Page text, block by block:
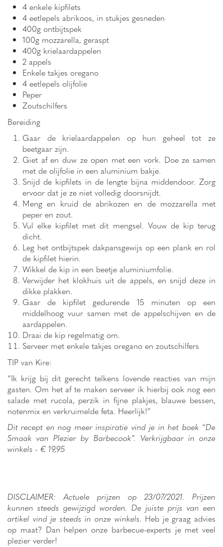
4 enkele kipfilets
4 eetlepels abrikoos, in stukjes gesneden
400g ontbijtspek
100g mozzarella, geraspt
400g krielaardappelen
2 appels
Enkele takjes oregano
4 eetlepels olijfolie
Peper
Zoutschilfers
Bereiding
Gaar de krielaardappelen op hun geheel tot ze
beetgaar zijn.
Giet af en duw ze open met een vork. Doe ze samen
met de olijfolie in een aluminium bakje.
Snijd de kipfilets in de lengte bijna middendoor. Zorg
ervoor dat je ze niet volledig doorsnijdt.
Meng en kruid de abrikozen en de mozzarella met
peper en zout.
Vul elke kipfilet met dit mengsel. Vouw de kip terug
dicht.
Leg het ontbijtspek dakpansgewijs op een plank en rol
de kipfilet hierin.
Wikkel de kip in een beetje aluminiumfolie.
Verwijder het klokhuis uit de appels, en snijd deze in
dikke plakken.
Gaar de kipfilet gedurende 15 minuten op een
middelhoog vuur samen met de appelschijven en de
aardappelen.
Draai de kip regelmatig om.
Serveer met enkele takjes oregano en zoutschilfers
TIP van Kire:
“Ik krijg bij dit gerecht telkens lovende reacties van mijn
gasten. Om het af te maken serveer ik hierbij ook nog een
salade met rucola, perzik in fijne plakjes, blauwe bessen,
notenmix en verkruimelde feta. Heerlijk!”
Dit recept en nog meer inspiratie vind je in het boek “De
Smaak van Plezier by Barbecook”. Verkrijgbaar in onze
winkels - € 19,95
DISCLAIMER: Actuele prijzen op 23/07/2021. Prijzen
kunnen steeds gewijzigd worden. De juiste prijs van een
artikel vind je steeds in onze winkels. Heb je graag advies
op maat? Dan helpen onze barbecue-experts je met veel
plezier verder!